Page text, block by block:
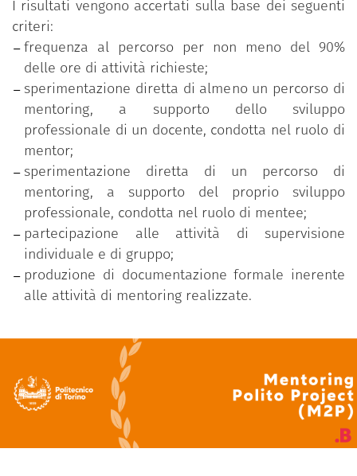
I risultati vengono accertati sulla base dei seguenti
criteri:
frequenza al percorso per non meno del 90%
delle ore di attività richieste;
sperimentazione diretta di almeno un percorso di
mentoring, a supporto dello sviluppo
professionale di un docente, condotta nel ruolo di
mentor;
sperimentazione diretta di un percorso di
mentoring, a supporto del proprio sviluppo
professionale, condotta nel ruolo di mentee;
partecipazione alle attività di supervisione
individuale e di gruppo;
produzione di documentazione formale inerente
alle attività di mentoring realizzate.